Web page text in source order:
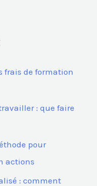
frais de formation
: que faire
pour
actions
: comment